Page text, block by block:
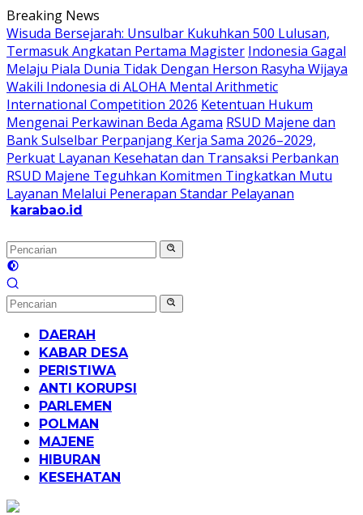
Langsung
ke
konten
Breaking News
Wisuda Bersejarah: Unsulbar Kukuhkan 500 Lulusan,
Termasuk Angkatan Pertama Magister Indonesia Gagal
Melaju Piala Dunia Tidak Dengan Herson Rasyha Wijaya
Wakili Indonesia di ALOHA Mental Arithmetic
International Competition 2026 Ketentuan Hukum
Mengenai Perkawinan Beda Agama RSUD Majene dan
Bank Sulselbar Perpanjang Kerja Sama 2026–2029,
Perkuat Layanan Kesehatan dan Transaksi Perbankan
RSUD Majene Teguhkan Komitmen Tingkatkan Mutu
Layanan Melalui Penerapan Standar Pelayanan
karabao.id
dan
Tajam
DAERAH
KABAR DESA
PERISTIWA
ANTI KORUPSI
PARLEMEN
POLMAN
MAJENE
HIBURAN
KESEHATAN